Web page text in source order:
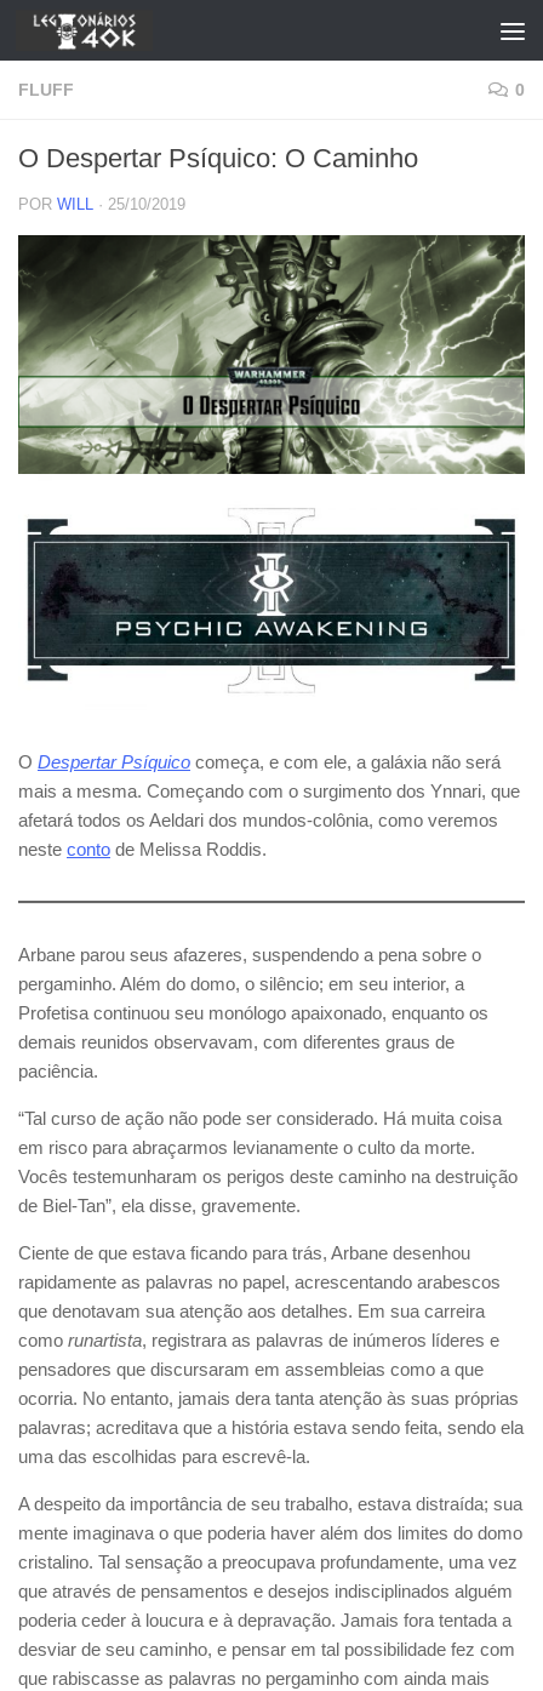
Skip to content
FLUFF 0
O Despertar Psíquico: O Caminho
POR WILL · 25/10/2019
O Despertar Psíquico começa, e com ele, a galáxia não será
mais a mesma. Começando com o surgimento dos Ynnari, que
afetará todos os Aeldari dos mundos-colônia, como veremos
neste conto de Melissa Roddis.
Arbane parou seus afazeres, suspendendo a pena sobre o
pergaminho. Além do domo, o silêncio; em seu interior, a
Profetisa continuou seu monólogo apaixonado, enquanto os
demais reunidos observavam, com diferentes graus de
paciência.
“Tal curso de ação não pode ser considerado. Há muita coisa
em risco para abraçarmos levianamente o culto da morte.
Vocês testemunharam os perigos deste caminho na destruição
de Biel-Tan”, ela disse, gravemente.
Ciente de que estava ficando para trás, Arbane desenhou
rapidamente as palavras no papel, acrescentando arabescos
que denotavam sua atenção aos detalhes. Em sua carreira
como runartista, registrara as palavras de inúmeros líderes e
pensadores que discursaram em assembleias como a que
ocorria. No entanto, jamais dera tanta atenção às suas próprias
palavras; acreditava que a história estava sendo feita, sendo ela
uma das escolhidas para escrevê-la.
A despeito da importância de seu trabalho, estava distraída; sua
mente imaginava o que poderia haver além dos limites do domo
cristalino. Tal sensação a preocupava profundamente, uma vez
que através de pensamentos e desejos indisciplinados alguém
poderia ceder à loucura e à depravação. Jamais fora tentada a
desviar de seu caminho, e pensar em tal possibilidade fez com
que rabiscasse as palavras no pergaminho com ainda mais